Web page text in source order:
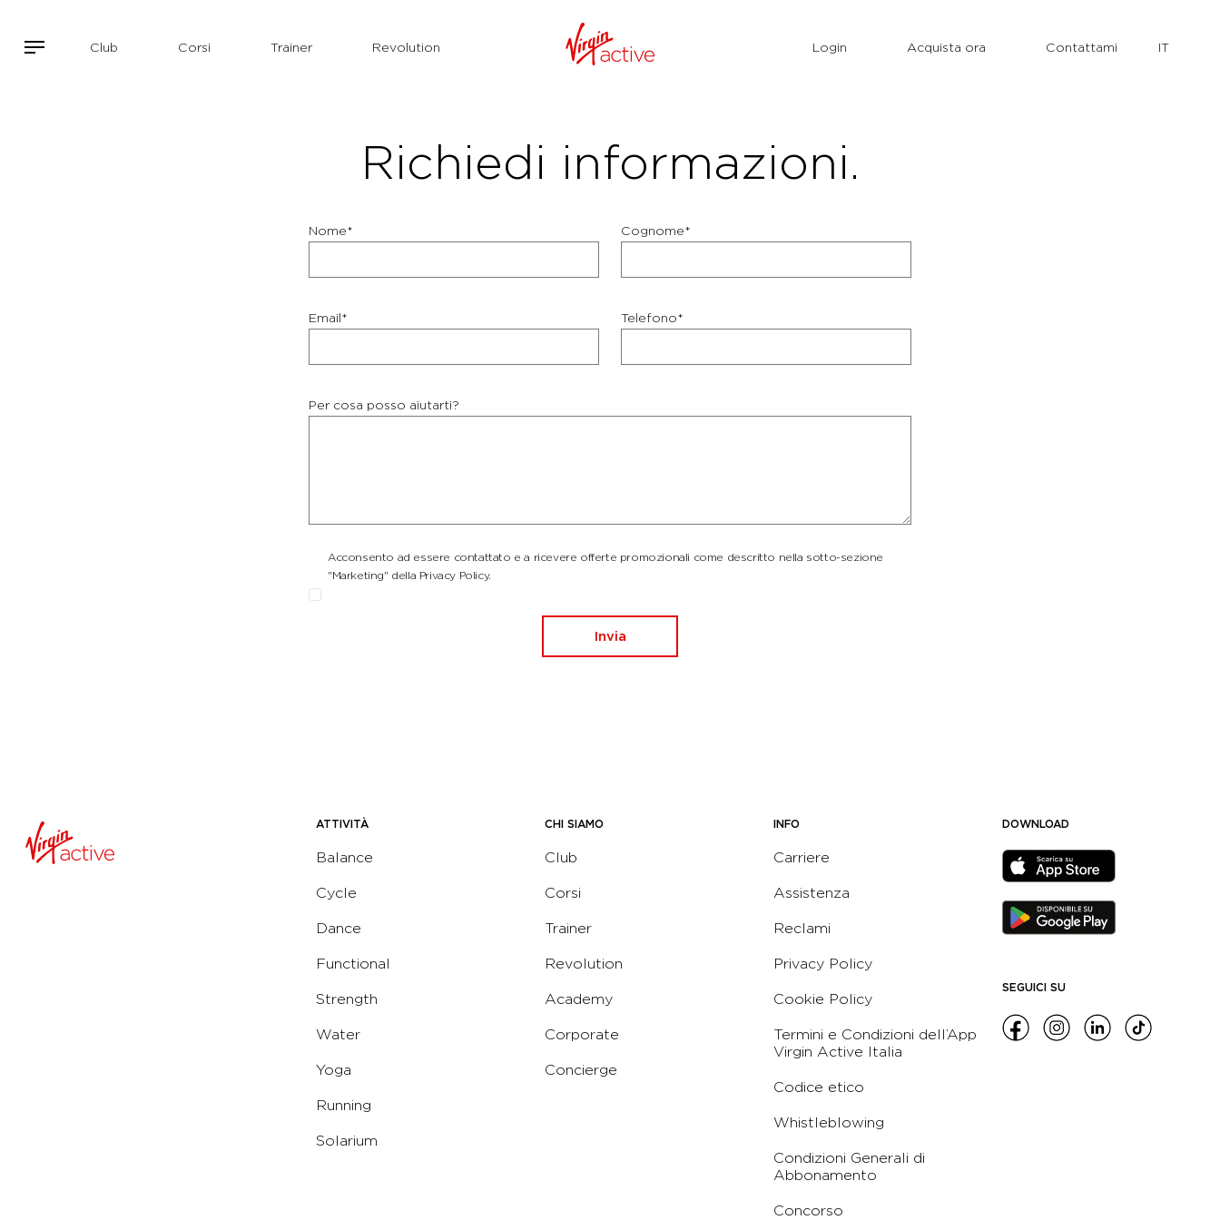
Club Corsi Trainer Revolution Login Acquista ora Contattami
Richiedi informazioni.
Nome* Cognome*
Email* Telefono*
Per cosa posso aiutarti?
Acconsento ad essere contattato e a ricevere offerte promozionali come descritto nella sotto-sezione
"Marketing" della Privacy Policy.
Invia
ATTIVITÀ
Balance
Cycle
Dance
Functional
Strength
Water
Yoga
Running
Solarium
CHI SIAMO
Club
Corsi
Trainer
Revolution
Academy
Corporate
Concierge
INFO
Carriere
Assistenza
Reclami
Privacy Policy
Cookie Policy
Termini e Condizioni dell’App
Virgin Active Italia
Codice etico
Whistleblowing
Condizioni Generali di
Abbonamento
Concorso
DOWNLOAD
SEGUICI SU